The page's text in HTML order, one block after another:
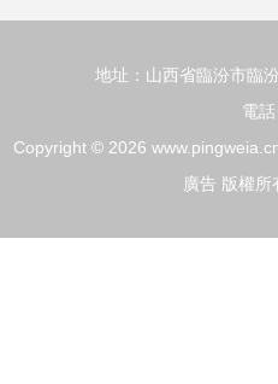
地址：山西省臨汾市臨
電
Copyright © 2026
廣告 版權所